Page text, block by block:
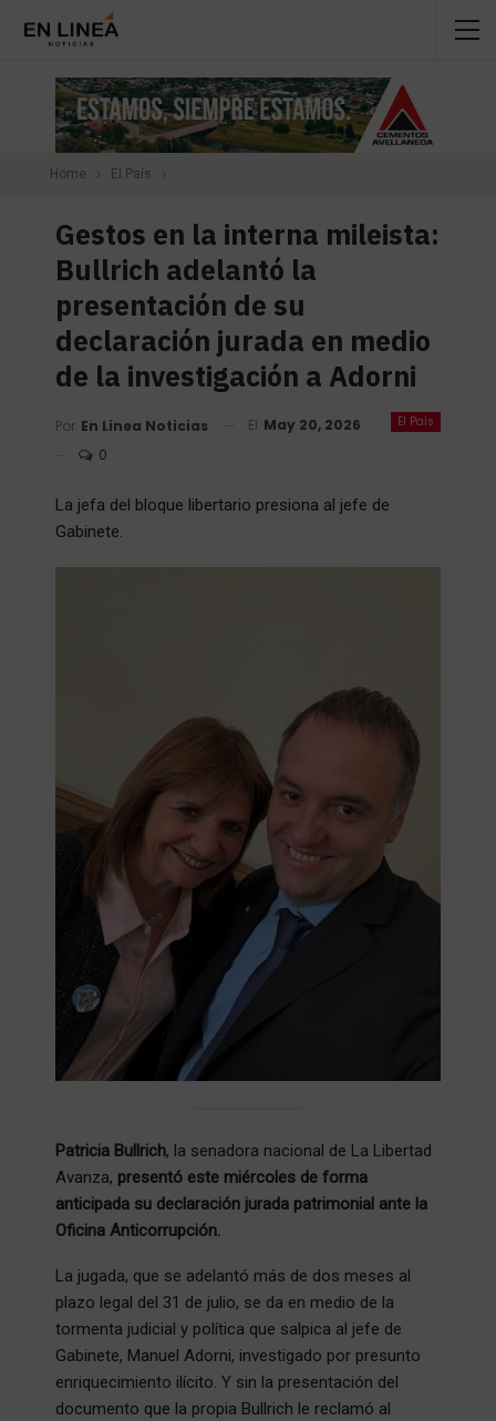
Home El País
Gestos en la interna mileista:
Bullrich adelantó la
presentación de su
declaración jurada en medio
de la investigación a Adorni
El País
Por En Linea Noticias El May 20, 2026
0
La jefa del bloque libertario presiona al jefe de
Gabinete.
Patricia Bullrich, la senadora nacional de La Libertad
Avanza, presentó este miércoles de forma
anticipada su declaración jurada patrimonial ante la
Oficina Anticorrupción.
La jugada, que se adelantó más de dos meses al
plazo legal del 31 de julio, se da en medio de la
tormenta judicial y política que salpica al jefe de
Gabinete, Manuel Adorni, investigado por presunto
enriquecimiento ilícito. Y sin la presentación del
documento que la propia Bullrich le reclamó al